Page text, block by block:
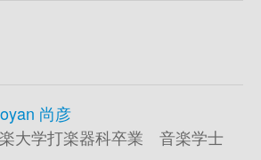
尚彦
大学打楽器科卒業 音楽学士